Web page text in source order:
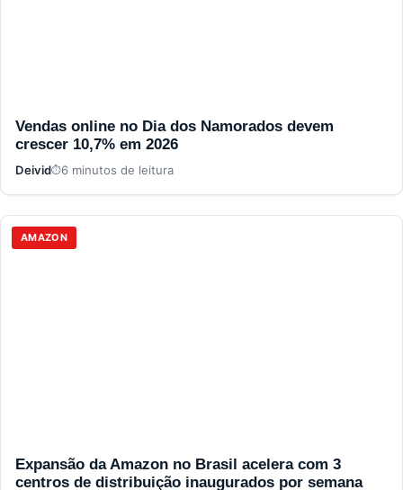
Vendas online no Dia dos Namorados devem
crescer 10,7% em 2026
Deivid 6 minutos de leitura
AMAZON
Expansão da Amazon no Brasil acelera com 3
centros de distribuição inaugurados por semana